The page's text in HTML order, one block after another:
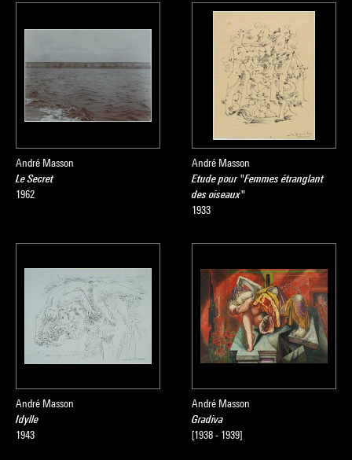
André Masson
Le Secret
1962
André Masson
Etude pour "Femmes étranglant
des oiseaux"
1933
André Masson
Idylle
1943
André Masson
Gradiva
[1938 - 1939]